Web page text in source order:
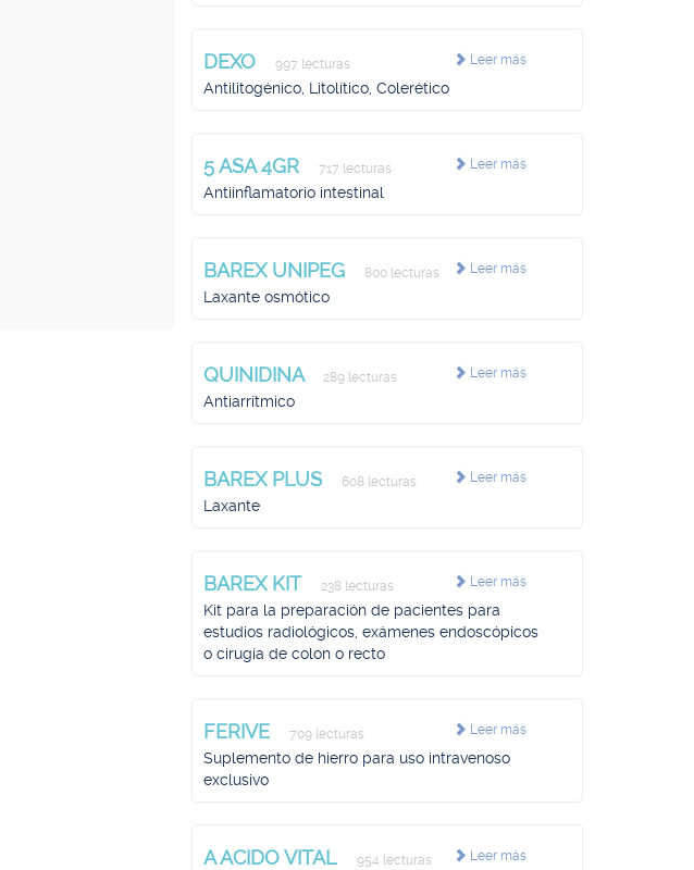
Leer más
DEXO 997 lecturas
Antilitogénico, Litolítico, Colerético
Leer más
5 ASA 4GR 717 lecturas
Antiinflamatorio intestinal
Leer más
BAREX UNIPEG 800 lecturas
Laxante osmótico
Leer más
QUINIDINA 289 lecturas
Antiarrítmico
Leer más
BAREX PLUS 608 lecturas
Laxante
Leer más
BAREX KIT 238 lecturas
Kit para la preparación de pacientes para
estudios radiológicos, exámenes endoscópicos
o cirugía de colon o recto
Leer más
FERIVE 709 lecturas
Suplemento de hierro para uso intravenoso
exclusivo
Leer más
A ACIDO VITAL 954 lecturas